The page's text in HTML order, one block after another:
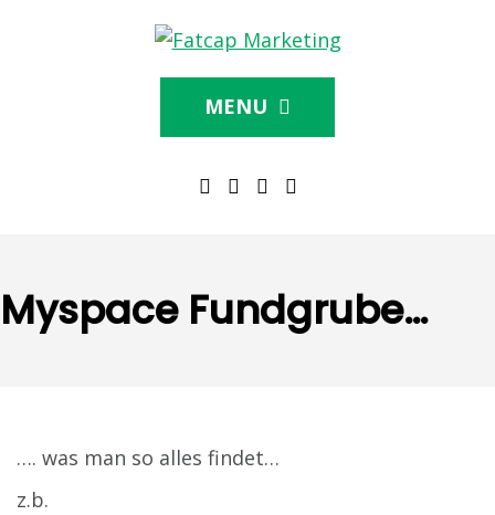
MENU
Myspace Fundgrube…
…. was man so alles findet…
z.b.